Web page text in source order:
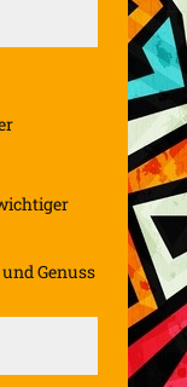
Genuss